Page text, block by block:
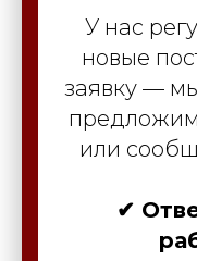
У нас
новые
заявку —
или
✔